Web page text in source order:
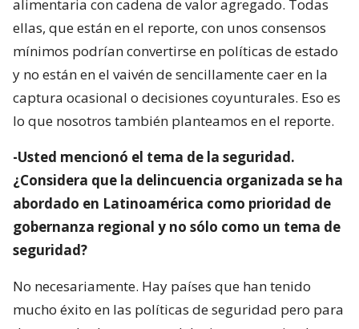
alimentaria con cadena de valor agregado. Todas
ellas, que están en el reporte, con unos consensos
mínimos podrían convertirse en políticas de estado
y no están en el vaivén de sencillamente caer en la
captura ocasional o decisiones coyunturales. Eso es
lo que nosotros también planteamos en el reporte.
-Usted mencionó el tema de la seguridad.
¿Considera que la delincuencia organizada se ha
abordado en Latinoamérica como prioridad de
gobernanza regional y no sólo como un tema de
seguridad?
No necesariamente. Hay países que han tenido
mucho éxito en las políticas de seguridad pero para